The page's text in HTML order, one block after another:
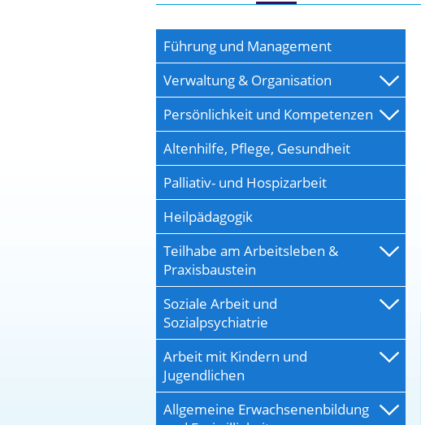
Führung und Management
Verwaltung & Organisation
Persönlichkeit und Kompetenzen
Altenhilfe, Pflege, Gesundheit
Palliativ- und Hospizarbeit
Heilpädagogik
Teilhabe am Arbeitsleben &
Praxisbaustein
Soziale Arbeit und
Sozialpsychiatrie
Arbeit mit Kindern und
Jugendlichen
Allgemeine Erwachsenenbildung